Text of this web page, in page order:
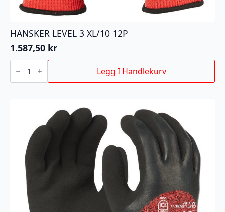
HANSKER LEVEL 3 XL/10 12P
1.587,50 kr
HANSKER
LEVEL
XL/10
Legg I Handlekurv